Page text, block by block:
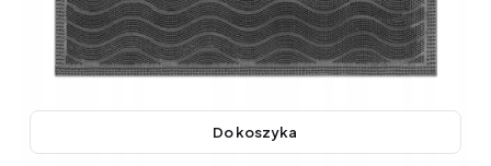
Do koszyka